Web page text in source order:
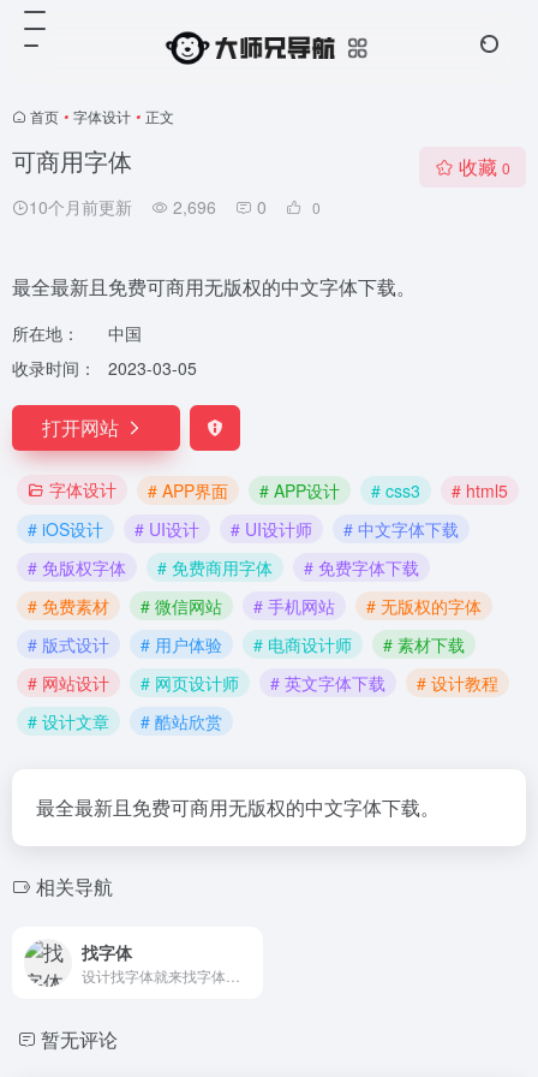
首页 • 字体设计 • 正文
可商用字体
10个月前更新 2,696 0 0
收藏 0
最全最新且免费可商用无版权的中文字体下载。
所在地：
中国
收录时间：
2023-03-05
打开网站
字体设计 # APP界面 # APP设计 # css3
# html5
# iOS设计
# UI设计 # UI设计师
# 中文字体下载
# 免版权字体
# 免费商用字体
# 免费字体下载
# 免费素材
# 微信网站 # 手机网站
# 无版权的字体
# 版式设计
# 用户体验 # 电商设计师
# 素材下载
# 网站设计
# 网页设计师 # 英文字体下载
# 设计教程
# 设计文章
# 酷站欣赏
最全最新且免费可商用无版权的中文字体下载。
相关导航
找字体
暂无评论